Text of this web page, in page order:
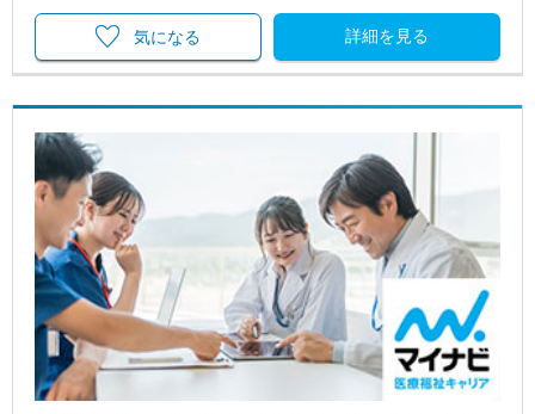
詳細を見る
気になる